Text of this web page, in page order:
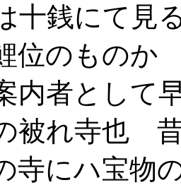
十銭にて見
位のものか
内者として
被れ寺也
にハ宝物